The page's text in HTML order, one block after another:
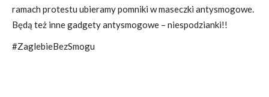
ramach protestu ubieramy pomniki w maseczki antysmogowe.
Będą też inne gadgety antysmogowe – niespodzianki!!
#ZaglebieBezSmogu